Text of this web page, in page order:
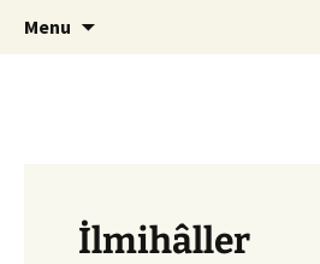
ILC
Menu
İlmihâller